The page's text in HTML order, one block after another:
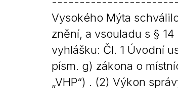
Vysokého Mýta
znění, a vsouladu s §
vyhlášku: Čl. 1 Úvodní
písm. g) zákona o
„VHP“) . (2) Výkon